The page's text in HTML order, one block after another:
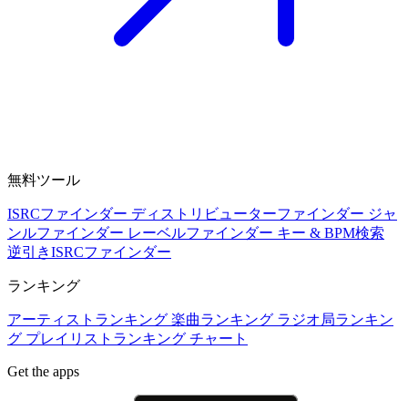
無料ツール
ISRCファインダー ディストリビューターファインダー ジャ
ンルファインダー レーベルファインダー キー & BPM検索
逆引きISRCファインダー
ランキング
アーティストランキング 楽曲ランキング ラジオ局ランキン
グ プレイリストランキング チャート
Get the apps